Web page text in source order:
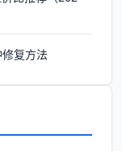
复方法